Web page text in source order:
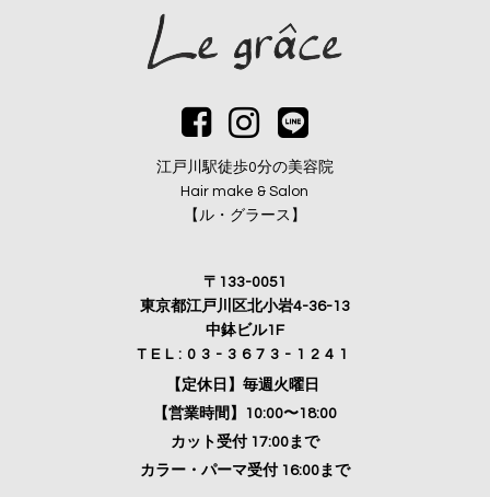
江戸川駅徒歩0分の美容院
Hair make & Salon
【ル・グラース】
〒133-0051
東京都江戸川区北小岩4-36-13
中鉢ビル1F
TEL:03-3673-1241
【定休日】毎週火曜日
【営業時間】10:00〜18:00
カット受付 17:00まで
カラー・パーマ受付 16:00まで